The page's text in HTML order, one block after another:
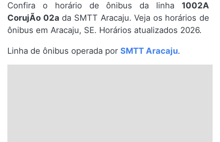
Rio de Janeiro
Confira o horário de ônibus da linha 1002A
CorujÃo 02a da SMTT Aracaju. Veja os horários de
ônibus em Aracaju, SE. Horários atualizados 2026.
Linha de ônibus operada por SMTT Aracaju.